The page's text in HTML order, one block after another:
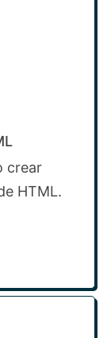
crear
HTML.